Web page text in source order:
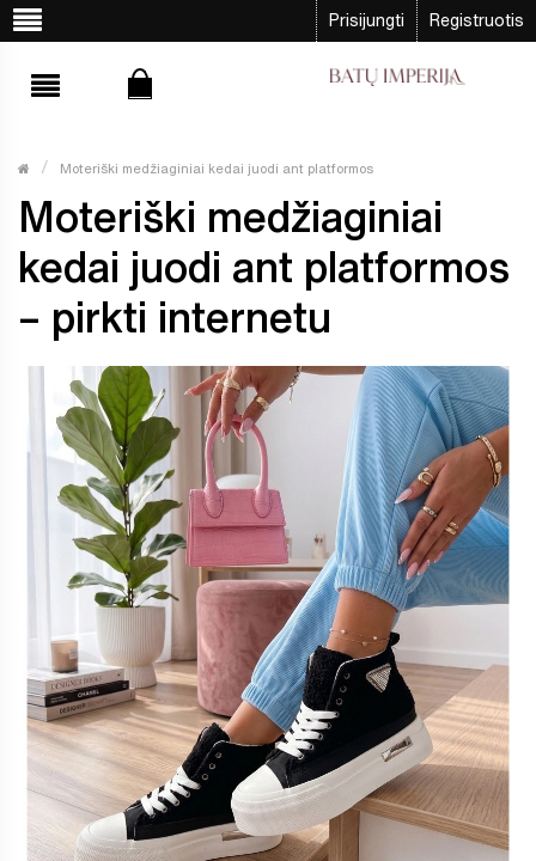
Prisijungti Registruotis
Moteriški medžiaginiai kedai juodi ant platformos
Moteriški medžiaginiai
kedai juodi ant platformos
– pirkti internetu